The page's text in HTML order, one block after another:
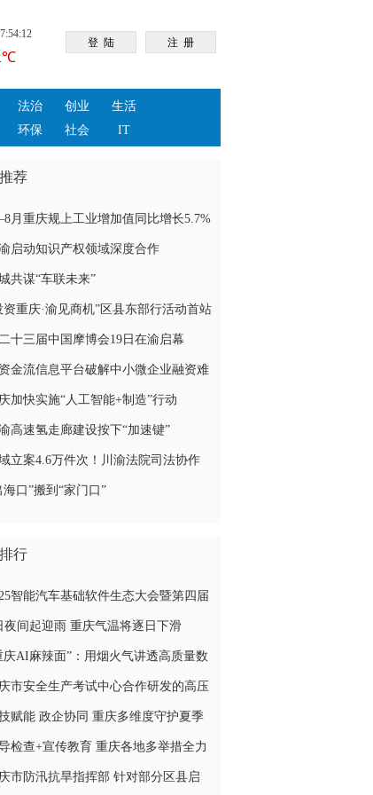
法治 创业
生活
环保
社会 IT
荐
月重庆规上工业增加值同比增长5.7%
启动知识产权领域深度合作
共谋“车联未来”
资重庆·渝见商机”区县东部行活动首站
江举行
十三届中国摩博会19日在渝启幕
金流信息平台破解中小微企业融资难
加快实施“人工智能+制造”行动
高速氢走廊建设按下“加速键”
立案4.6万件次！川渝法院司法协作
多来成果丰硕
海口”搬到“家门口”
行
智能汽车基础软件生态大会暨第四届
汽车芯片大会在渝召开
夜间起迎雨 重庆气温将逐日下滑
庆AI麻辣面”：用烟火气讲透高质量数
的硬核价值
市安全生产考试中心合作研发的高压
实训系统获奖
赋能 政企协同 重庆多维度守护夏季
安全
检查+宣传教育 重庆各地多举措全力
“开学季”安全
市防汛抗旱指挥部 针对部分区县启